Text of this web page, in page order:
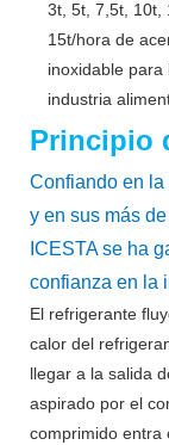
Principio
Confiando en la
y en sus más
ICESTA se ha
confianza en la
El refrigerante
calor del
llegar a la salida
aspirado por el
comprimido entra